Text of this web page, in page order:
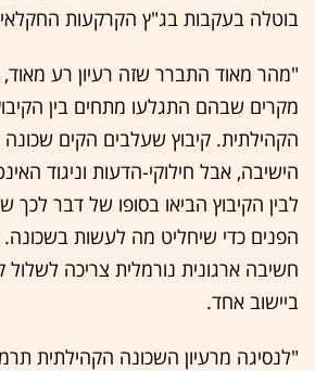
בוטלה בעקבות בג"ץ הקרקעות
"מהר מאוד התברר שזה רעיון רע
מקרים שבהם התגלעו מתחים בין
הקהילתית. קיבוץ שעלבים הקים שכונה
הישיבה, אבל חילוקי-הדעות וניגוד
לבין הקיבוץ הביאו בסופו של דבר
הפנים כדי שיחליט מה לעשות
חשיבה ארגונית נורמלית צריכה לשלול
ביישוב אחד.
"לנסיגה מרעיון השכונה הקהילתית